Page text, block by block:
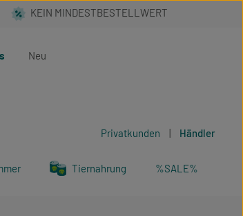
Neu
Privatkunden | Händler
Tiernahrung %SALE%